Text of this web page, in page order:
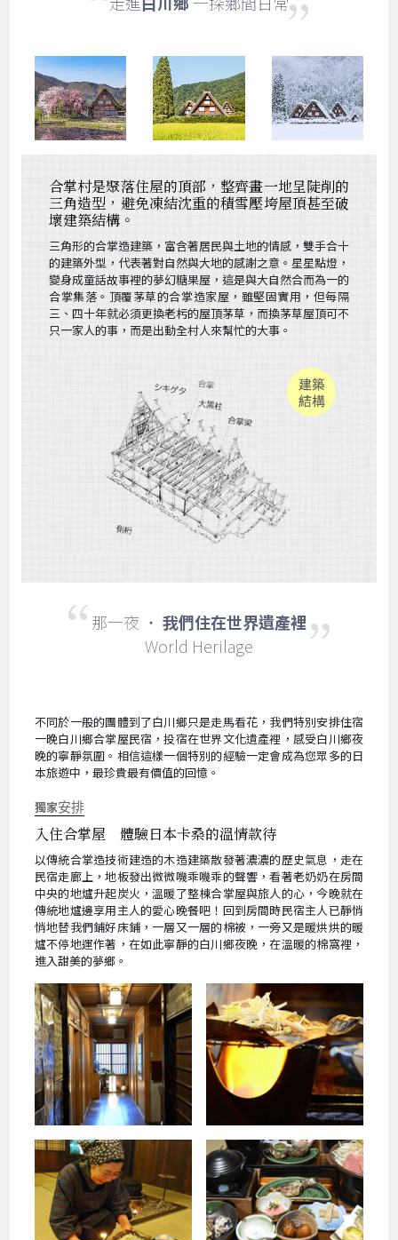
合掌村是聚落住屋的頂部，整齊畫一地呈陡削的
三角造型，避免凍結沈重的積雪壓垮屋頂甚至破
壞建築結構。
三角形的合掌造建築，富含著居民與土地的情感，雙手合十
的建築外型，代表著對自然與大地的感謝之意。星星點燈，
變身成童話故事裡的夢幻糖果屋，這是與大自然合而為一的
合掌集落。頂覆茅草的合掌造家屋，雖堅固實用，但每隔
三、四十年就必須更換老杇的屋頂茅草，而換茅草屋頂可不
只一家人的事，而是出動全村人來幫忙的大事。
那一夜 ‧ 我們住在世界遺產裡
World Herilage
不同於一般的團體到了白川鄉只是走馬看花，我們特別安排住宿
一晚白川鄉合掌屋民宿，投宿在世界文化遺產裡，感受白川鄉夜
晚的寧靜氛圍。相信這樣一個特別的經驗一定會成為您眾多的日
本旅遊中，最珍貴最有價值的回憶。
獨家安排
入住合掌屋 體驗日本卡桑的溫情款待
以傳統合掌造技術建造的木造建築散發著濃濃的歷史氣息，走在
民宿走廊上，地板發出微微嘰乖嘰乖的聲響，看著老奶奶在房間
中央的地爐升起炭火，溫暖了整棟合掌屋與旅人的心，今晚就在
傳統地爐邊享用主人的愛心晚餐吧！回到房間時民宿主人已靜悄
悄地替我們鋪好床鋪，一層又一層的棉被，一旁又是暖烘烘的暖
爐不停地運作著，在如此寧靜的白川鄉夜晚，在溫暖的棉窩裡，
進入甜美的夢鄉。